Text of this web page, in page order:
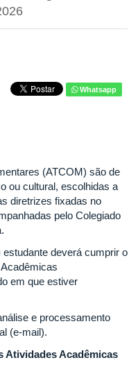
Whatsapp
(ATCOM) são de
ou cultural, escolhidas a
diretrizes fixadas no
pelo Colegiado
deverá cumprir o
em que estiver
e processamento
(e-mail).
Atividades Acadêmicas